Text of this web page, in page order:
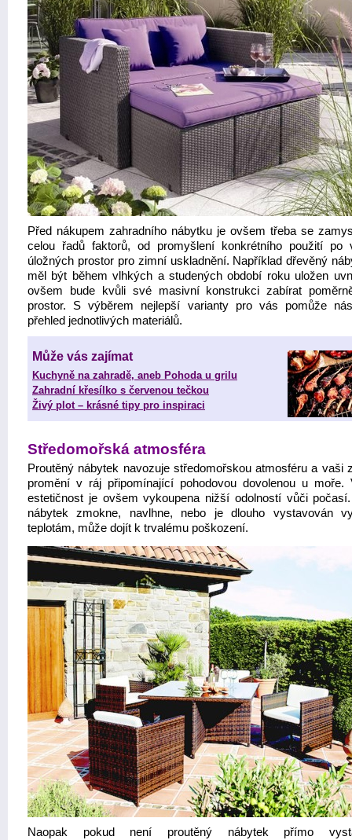
Před nákupem zahradního nábytku je ovšem třeba se
celou řadů faktorů, od promyšlení konkrétního použití po
úložných prostor pro zimní uskladnění. Například dřevěný
měl být během vlhkých a studených období roku uložen
ovšem bude kvůli své masivní konstrukci zabírat
prostor. S výběrem nejlepší varianty pro vás pomůže
přehled jednotlivých materiálů.
Může vás zajímat
Kuchyně na zahradě, aneb Pohoda u grilu
Zahradní křesílko s červenou tečkou
Živý plot – krásné tipy pro inspiraci
Středomořská atmosféra
Proutěný nábytek navozuje středomořskou atmosféru a vaši
promění v ráj připomínající pohodovou dovolenou u moře.
estetičnost je ovšem vykoupena nižší odolností vůči
nábytek zmokne, navlhne, nebo je dlouho vystavován
teplotám, může dojít k trvalému poškození.
Naopak pokud není proutěný nábytek přímo